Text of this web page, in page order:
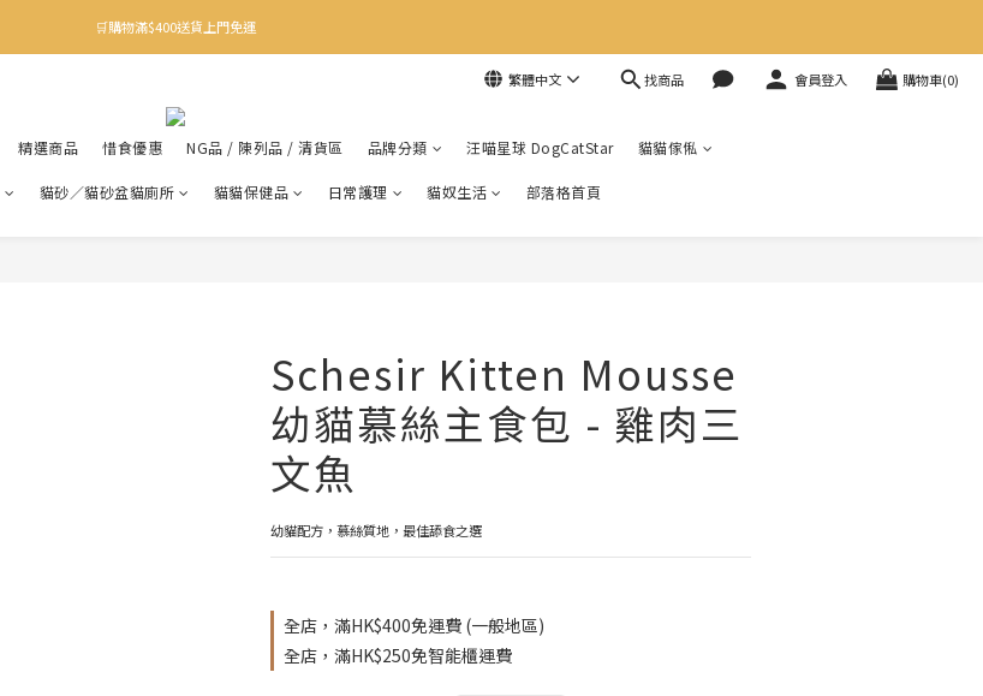
✨下載Three Little Meow App 即享多重禮遇！
🛒購物滿$400送貨上門免運
繁體中文 找商品 會員登入 購物車(0)
精選商品 惜食優惠 NG品 / 陳列品 / 清貨區 品牌分類 汪喵星球 DogCatStar 貓貓傢俬
貓砂／貓砂盆貓廁所 貓貓保健品 日常護理 貓奴生活 部落格首頁
Schesir Kitten Mousse
幼貓慕絲主食包 - 雞肉三
文魚
幼貓配方，慕絲質地，最佳舔食之選
全店，滿HK$400免運費 (一般地區)
全店，滿HK$250免智能櫃運費